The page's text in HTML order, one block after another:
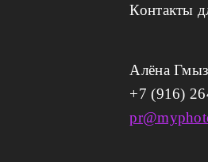
Контакты
Алёна
+7 (916)